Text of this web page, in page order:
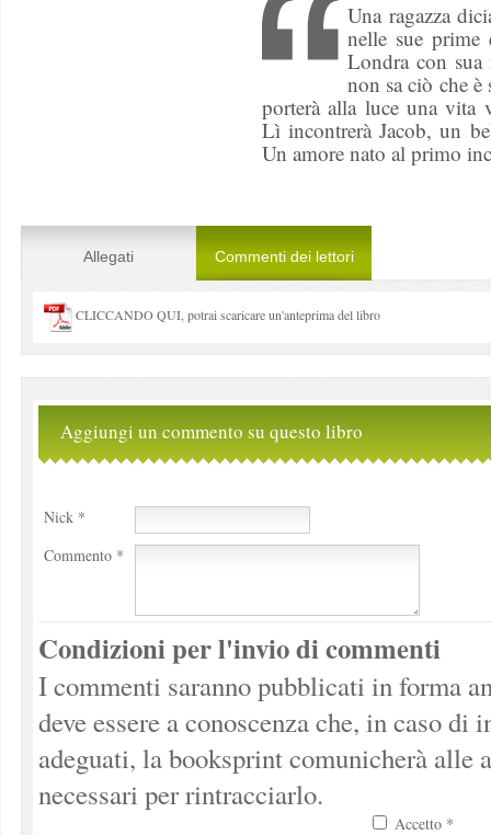
Una ragazza
nelle sue prime
Londra con sua
non sa ciò che
porterà alla luce una vita
Lì incontrerà Jacob, un
Un amore nato al primo
Allegati Commenti dei lettori
CLICCANDO QUI, potrai scaricare un'anteprima del libro
Aggiungi un commento su questo libro
Nick *
Commento *
Condizioni per l'invio di commenti
I commenti saranno pubblicati in forma
deve essere a conoscenza che, in caso
adeguati, la booksprint comunicherà alle
necessari per rintracciarlo.
Accetto *